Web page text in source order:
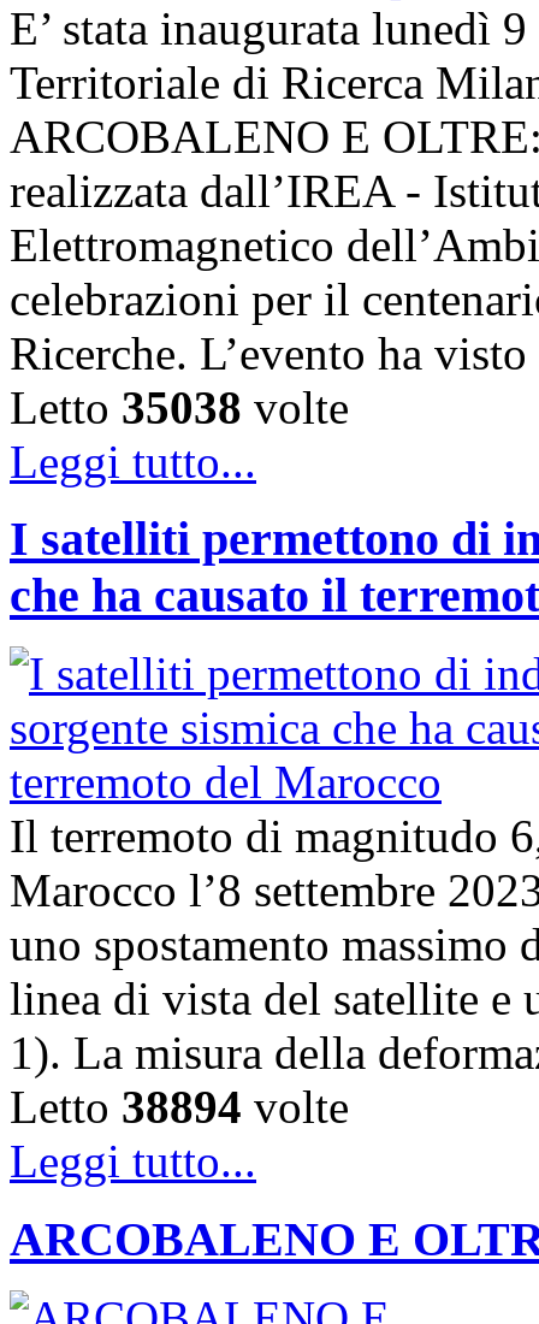
E’ stata inaugurata lunedì
Territoriale di Ricerca
ARCOBALENO E
realizzata dall’IREA -
Elettromagnetico
celebrazioni per il
Ricerche. L’evento ha
Letto 35038 volte
Leggi tutto...
I satelliti permettono di
che ha causato il
Il terremoto di magnitudo
Marocco l’8 settembre
uno spostamento
linea di vista del satellite
1). La misura della
Letto 38894 volte
Leggi tutto...
ARCOBALENO E